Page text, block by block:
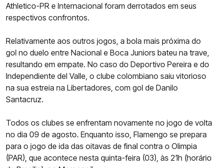
Athletico-PR e Internacional foram derrotados em seus
respectivos confrontos.
Relativamente aos outros jogos, a bola mais próxima do
gol no duelo entre Nacional e Boca Juniors bateu na trave,
resultando em empate. No caso do Deportivo Pereira e do
Independiente del Valle, o clube colombiano saiu vitorioso
na sua estreia na Libertadores, com gol de Danilo
Santacruz.
Todos os clubes se enfrentam novamente no jogo de volta
no dia 09 de agosto. Enquanto isso, Flamengo se prepara
para o jogo de ida das oitavas de final contra o Olimpia
(PAR), que acontece nesta quinta-feira (03), às 21h (horário